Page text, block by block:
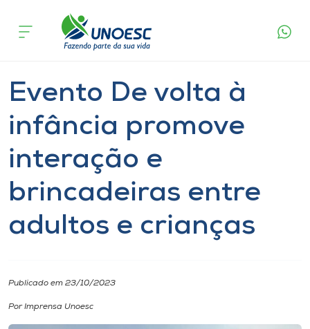
Cursos
Pesquisa
Atendimento ao Estudante
Portal de Ensino
Internacionalização
acontece
Evento De volta à
infância promove
interação e
brincadeiras entre
adultos e crianças
Publicado em 23/10/2023
Por Imprensa Unoesc